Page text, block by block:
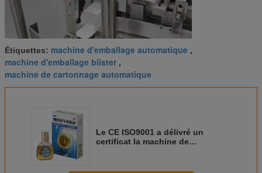
Étiquettes: machine d'emballage automatique ,
machine d'emballage blister ,
machine de cartonnage automatique
Le CE ISO9001 a délivré un
certificat la machine de